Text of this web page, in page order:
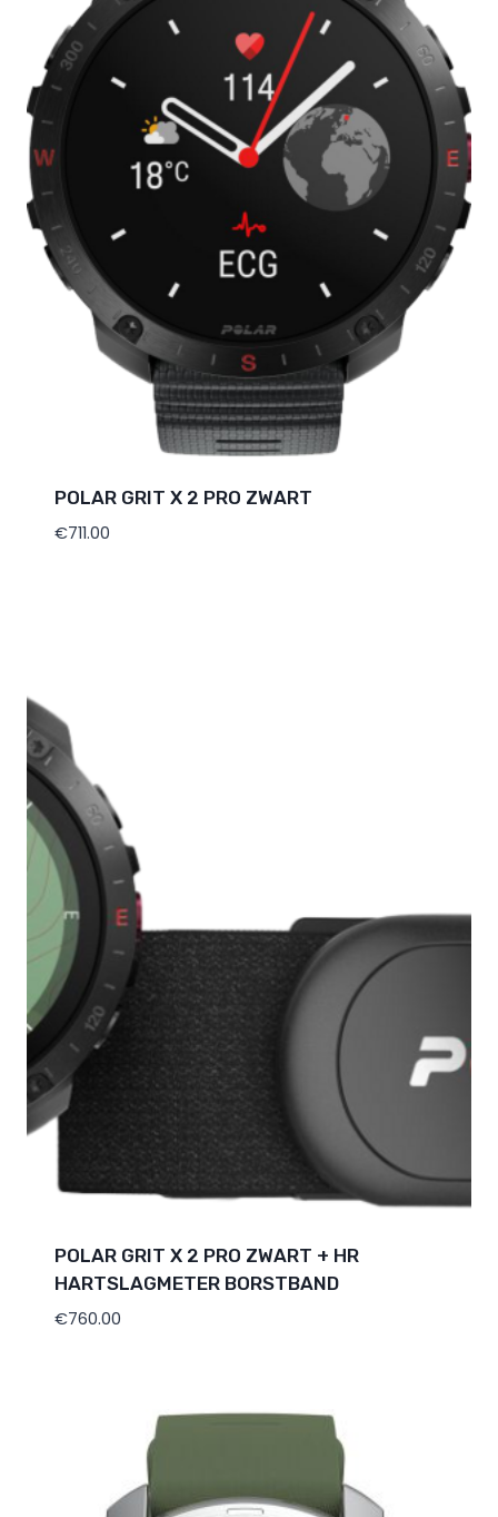
POLAR GRIT X 2 PRO ZWART
€711.00
POLAR GRIT X 2 PRO ZWART + HR
HARTSLAGMETER BORSTBAND
€760.00